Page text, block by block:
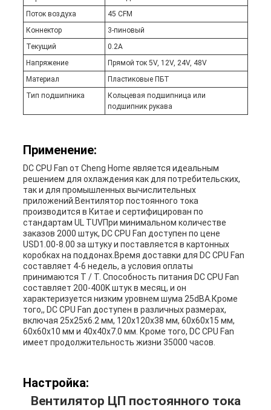
Поток воздуха
45 CFM
Коннектор
3-пиновый
Текущий
0.2А
Напряжение
Прямой ток 5V, 12V, 24V, 48V
Материал
Пластиковые ПБТ
Тип подшипника
Кольцевая подшипница или
подшипник рукава
Применение:
DC CPU Fan от Cheng Home является идеальным
решением для охлаждения как для потребительских,
так и для промышленных вычислительных
приложений.Вентилятор постоянного тока
производится в Китае и сертифицирован по
стандартам UL TUVПри минимальном количестве
заказов 2000 штук, DC CPU Fan доступен по цене
USD1.00-8.00 за штуку и поставляется в картонных
коробках на поддонах.Время доставки для DC CPU Fan
составляет 4-6 недель, а условия оплаты
принимаются T / T. Способность питания DC CPU Fan
составляет 200-400K штук в месяц, и он
характеризуется низким уровнем шума 25dBA.Кроме
того,, DC CPU Fan доступен в различных размерах,
включая 25x25x6.2 мм, 120x120x38 мм, 60x60x15 мм,
60x60x10 мм и 40x40x7.0 мм. Кроме того, DC CPU Fan
имеет продолжительность жизни 35000 часов.
Настройка:
Вентилятор ЦП постоянного тока